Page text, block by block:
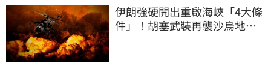
伊朗強硬開出重啟海峽「4大條
件」！胡塞武裝再襲沙烏地阿